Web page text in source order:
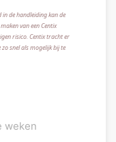
in de handleiding kan de
van een Centix
risico. Centix tracht er
snel als mogelijk bij te
weken